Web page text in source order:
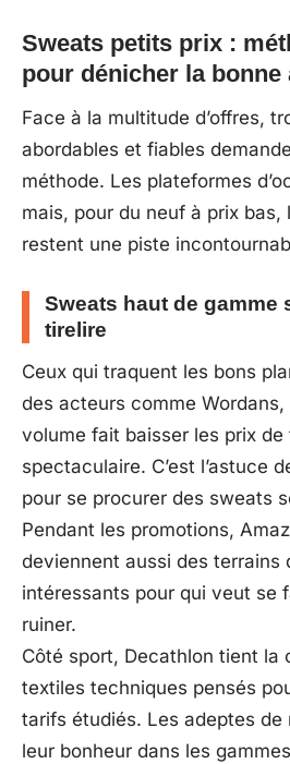
Sweats petits prix :
pour dénicher la bonne
Face à la multitude d’offres,
abordables et fiables
méthode. Les plateformes
mais, pour du neuf à prix bas,
restent une piste
Sweats haut de gamme
tirelire
Ceux qui traquent les bons
des acteurs comme
volume fait baisser les prix de
spectaculaire. C’est l’astuce
pour se procurer des sweats
Pendant les promotions,
deviennent aussi des terrains
intéressants pour qui veut se
ruiner.
Côté sport, Decathlon tient la
textiles techniques pensés
tarifs étudiés. Les adeptes de
leur bonheur dans les